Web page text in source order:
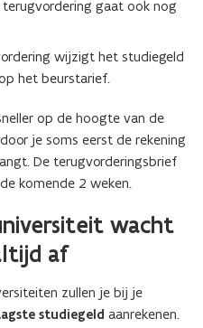
gaat ook nog
wijzigt het studiegeld
het beurstarief.
op de hoogte van de
je soms eerst de rekening
De terugvorderingsbrief
komende 2 weken.
wacht
af
zullen je bij je
studiegeld aanrekenen.